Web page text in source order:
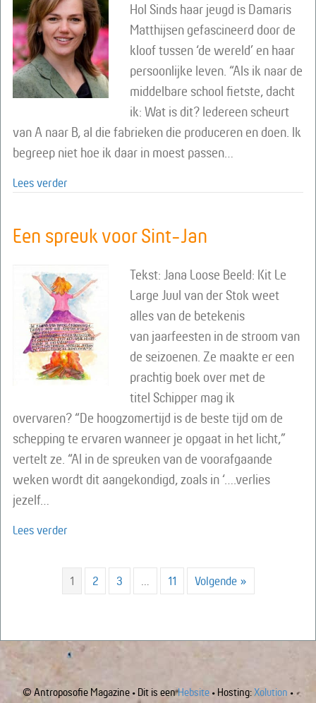
Hol Sinds haar jeugd is Damaris
Matthijsen gefascineerd door de
kloof tussen ‘de wereld’ en haar
persoonlijke leven. “Als ik naar de
middelbare school fietste, dacht
ik: Wat is dit? Iedereen scheurt
van A naar B, al die fabrieken die produceren en doen. Ik
begreep niet hoe ik daar in moest passen…
Lees verder
Een spreuk voor Sint-Jan
Tekst: Jana Loose Beeld: Kit Le
Large Juul van der Stok weet
alles van de betekenis
van jaarfeesten in de stroom van
de seizoenen. Ze maakte er een
prachtig boek over met de
titel Schipper mag ik
overvaren? “De hoogzomertijd is de beste tijd om de
schepping te ervaren wanneer je opgaat in het licht,”
vertelt ze. “Al in de spreuken van de voorafgaande
weken wordt dit aangekondigd, zoals in ‘….verlies
jezelf…
Lees verder
1 2 3 11 Volgende »
© Antroposofie Magazine • Dit is eenHebsite • Hosting: Xolution •